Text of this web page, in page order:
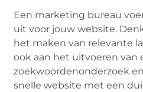
Een marketing bureau
uit voor jouw website.
het maken van relevante
ook aan het uitvoeren van
zoekwoordenonderzoek
snelle website met een